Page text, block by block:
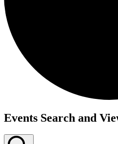
Events Search and